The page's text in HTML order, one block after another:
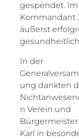
gespendet. Im
Kommandant
äußerst
In der
ung dankten
n Verein und
Bürgermeister
Karl in